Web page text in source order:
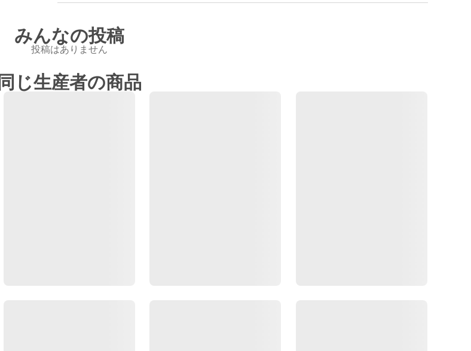
みんなの投稿
投稿はありません
同じ生産者の商品